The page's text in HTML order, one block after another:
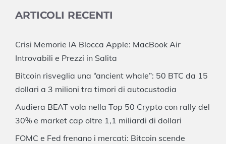
ARTICOLI RECENTI
Crisi Memorie IA Blocca Apple: MacBook Air
Introvabili e Prezzi in Salita
Bitcoin risveglia una “ancient whale”: 50 BTC da 15
dollari a 3 milioni tra timori di autocustodia
Audiera BEAT vola nella Top 50 Crypto con rally del
30% e market cap oltre 1,1 miliardi di dollari
FOMC e Fed frenano i mercati: Bitcoin scende